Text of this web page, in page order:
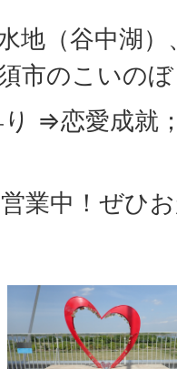
地（谷中湖
市のこいの
⇒恋愛成就
業中！ぜひ